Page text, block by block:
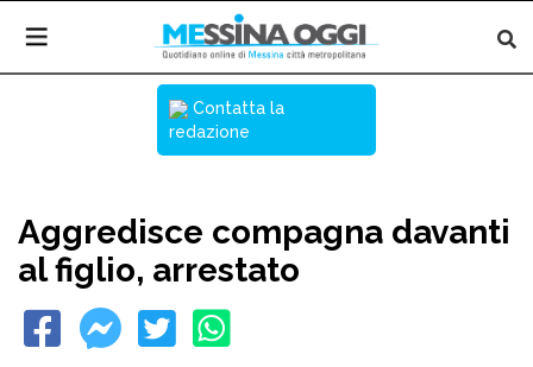
Contatta la
redazione
Aggredisce compagna davanti
al figlio, arrestato